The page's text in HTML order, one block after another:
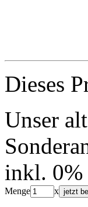
Dieses
Unser
inkl.
Menge x jetzt